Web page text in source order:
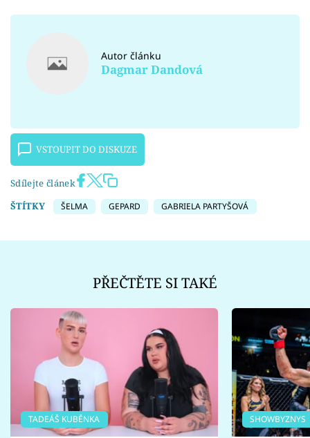
Autor článku
Dagmar Dandová
VSTOUPIT DO DISKUZE
Sdílejte článek
ŠTÍTKY
ŠELMA GEPARD GABRIELA PARTYŠOVÁ
PŘEČTĚTE SI TAKÉ
TADEÁŠ KUBĚNKA SHOWBYZNYS